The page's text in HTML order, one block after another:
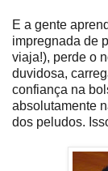
E a gente
impregnada de
viaja!), perde o
duvidosa,
confiança na
absolutamente
dos peludos.